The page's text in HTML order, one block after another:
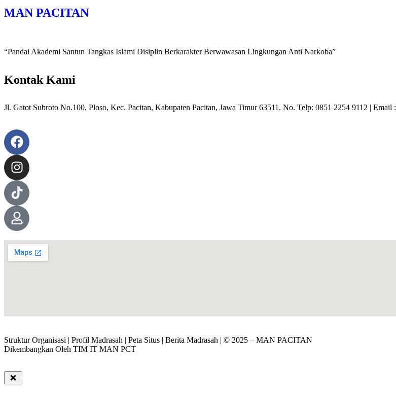
MAN PACITAN
“Pandai Akademi Santun Tangkas Islami Disiplin Berkarakter Berwawasan Lingkungan Anti Narkoba”
Kontak Kami
Jl. Gatot Subroto No.100, Ploso, Kec. Pacitan, Kabupaten Pacitan, Jawa Timur 63511. No. Telp: 0851 2254 9112 | Email :
Struktur Organisasi | Profil Madrasah | Peta Situs | Berita Madrasah | © 2025 – MAN PACITAN
Dikembangkan Oleh TIM IT MAN PCT